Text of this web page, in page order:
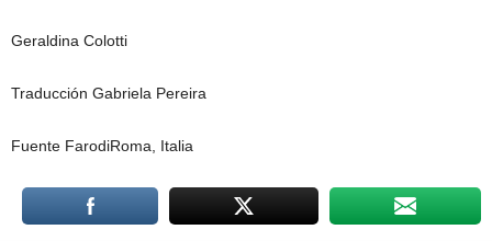
Geraldina Colotti
Traducción Gabriela Pereira
Fuente FarodiRoma, Italia